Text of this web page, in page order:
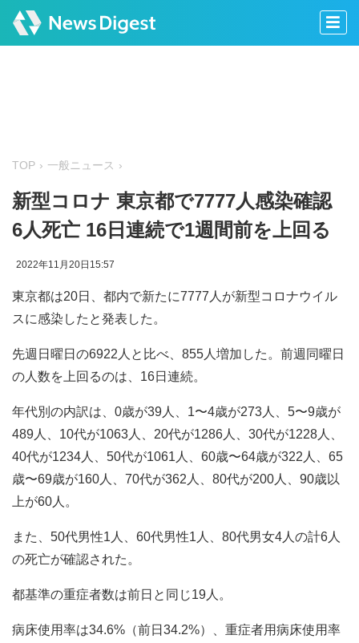
TOP 一般ニュース
新型コロナ 東京都で7777人感染確認
6人死亡 16日連続で1週間前を上回る
2022年11月20日15:57
東京都は20日、都内で新たに7777人が新型コロナウイル
スに感染したと発表した。
先週日曜日の6922人と比べ、855人増加した。前週同曜日
の人数を上回るのは、16日連続。
年代別の内訳は、0歳が39人、1〜4歳が273人、5〜9歳が
489人、10代が1063人、20代が1286人、30代が1228人、
40代が1234人、50代が1061人、60歳〜64歳が322人、65
歳〜69歳が160人、70代が362人、80代が200人、90歳以
上が60人。
また、50代男性1人、60代男性1人、80代男女4人の計6人
の死亡が確認された。
都基準の重症者数は前日と同じ19人。
病床使用率は34.6%（前日34.2%）、重症者用病床使用率